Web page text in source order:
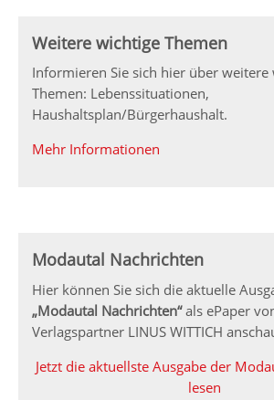
Weitere wichtige Themen
Informieren Sie sich hier über weitere
Themen: Lebenssituationen,
Haushaltsplan/Bürgerhaushalt.
Mehr Informationen
Modautal Nachrichten
Hier können Sie sich die aktuelle
„Modautal Nachrichten“als ePaper
Verlagspartner LINUS WITTICH
Jetzt die aktuellste Ausgabe der
lesen